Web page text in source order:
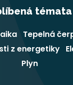
témata
Tepelná
z energetiky
Plyn